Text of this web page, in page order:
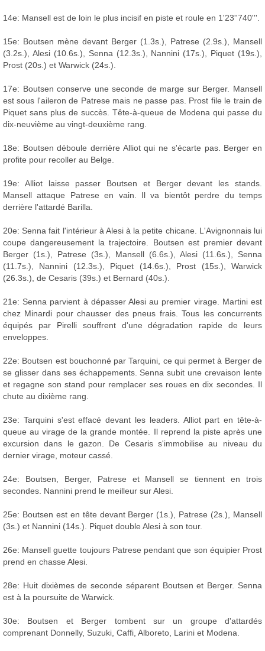
14e: Mansell est de loin le plus incisif en piste et roule en 1'23''740'''.
15e: Boutsen mène devant Berger (1.3s.), Patrese (2.9s.), Mansell
(3.2s.), Alesi (10.6s.), Senna (12.3s.), Nannini (17s.), Piquet (19s.),
Prost (20s.) et Warwick (24s.).
17e: Boutsen conserve une seconde de marge sur Berger. Mansell
est sous l'aileron de Patrese mais ne passe pas. Prost file le train de
Piquet sans plus de succès. Tête-à-queue de Modena qui passe du
dix-neuvième au vingt-deuxième rang.
18e: Boutsen déboule derrière Alliot qui ne s'écarte pas. Berger en
profite pour recoller au Belge.
19e: Alliot laisse passer Boutsen et Berger devant les stands.
Mansell attaque Patrese en vain. Il va bientôt perdre du temps
derrière l'attardé Barilla.
20e: Senna fait l'intérieur à Alesi à la petite chicane. L'Avignonnais lui
coupe dangereusement la trajectoire. Boutsen est premier devant
Berger (1s.), Patrese (3s.), Mansell (6.6s.), Alesi (11.6s.), Senna
(11.7s.), Nannini (12.3s.), Piquet (14.6s.), Prost (15s.), Warwick
(26.3s.), de Cesaris (39s.) et Bernard (40s.).
21e: Senna parvient à dépasser Alesi au premier virage. Martini est
chez Minardi pour chausser des pneus frais. Tous les concurrents
équipés par Pirelli souffrent d'une dégradation rapide de leurs
enveloppes.
22e: Boutsen est bouchonné par Tarquini, ce qui permet à Berger de
se glisser dans ses échappements. Senna subit une crevaison lente
et regagne son stand pour remplacer ses roues en dix secondes. Il
chute au dixième rang.
23e: Tarquini s'est effacé devant les leaders. Alliot part en tête-à-
queue au virage de la grande montée. Il reprend la piste après une
excursion dans le gazon. De Cesaris s'immobilise au niveau du
dernier virage, moteur cassé.
24e: Boutsen, Berger, Patrese et Mansell se tiennent en trois
secondes. Nannini prend le meilleur sur Alesi.
25e: Boutsen est en tête devant Berger (1s.), Patrese (2s.), Mansell
(3s.) et Nannini (14s.). Piquet double Alesi à son tour.
26e: Mansell guette toujours Patrese pendant que son équipier Prost
prend en chasse Alesi.
28e: Huit dixièmes de seconde séparent Boutsen et Berger. Senna
est à la poursuite de Warwick.
30e: Boutsen et Berger tombent sur un groupe d'attardés
comprenant Donnelly, Suzuki, Caffi, Alboreto, Larini et Modena.